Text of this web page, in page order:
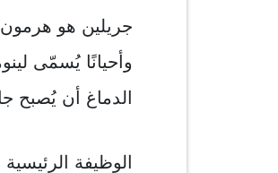
جريلين هو هرمون
وأحيانًا يُسمّى
الدماغ أن يُصبح
الوظيفة